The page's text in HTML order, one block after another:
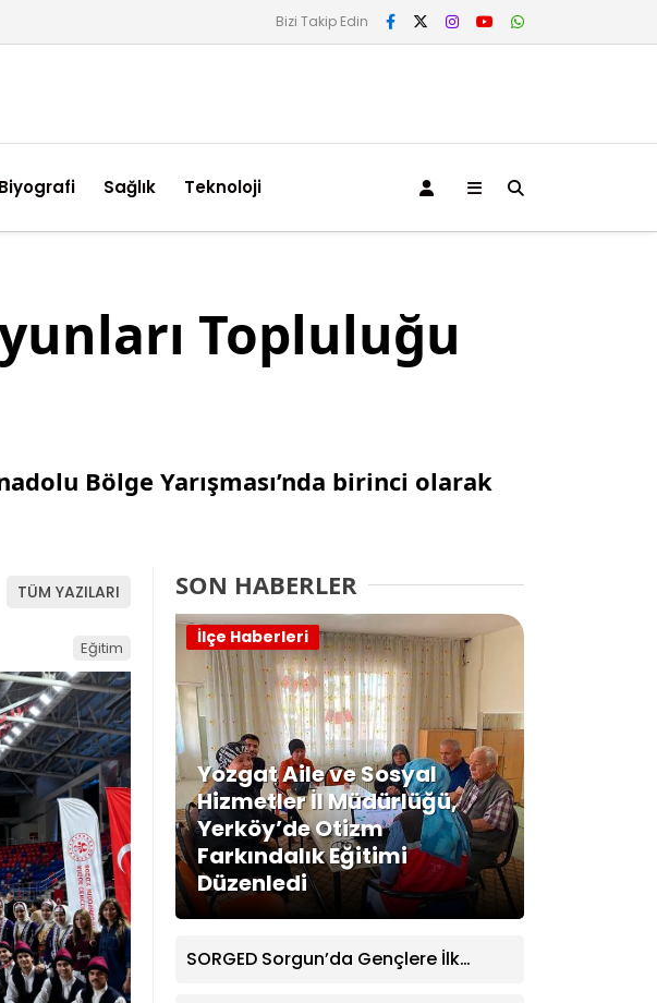
Bizi Takip Edin
Biyografi Sağlık Teknoloji
Topluluğu
Bölge Yarışması’nda birinci olarak
TÜM YAZILARI
Eğitim
SON HABERLER
Yozgat Aile ve Sosyal
Hizmetler İl Müdürlüğü,
Yerköy’de Otizm
Farkındalık Eğitimi
Düzenledi
İlçe Haberleri
SORGED Sorgun’da Gençlere İlk